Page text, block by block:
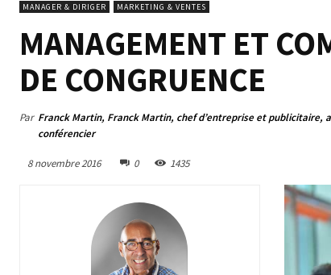
MANAGER & DIRIGER MARKETING & VENTES
MANAGEMENT ET
DE CONGRUENCE
Par Franck Martin, Franck Martin, chef d’entreprise et publicitaire,
conférencier
8 novembre 2016 0 1435